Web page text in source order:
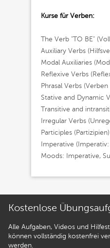
Kurse für Verben:
The Verb "TO BE"
Auxiliary Verbs
Modal Auxiliaries
Reflexive Verbs
Phrasal Verbs
Stative and Dynamic
Transitive and
Irregular Verbs
Participles (Partizipien)
Imperative
Moods: Imperative,
Kostenlose
Alle Aufgaben, Videos und
können vollständig kostenfrei
werden.